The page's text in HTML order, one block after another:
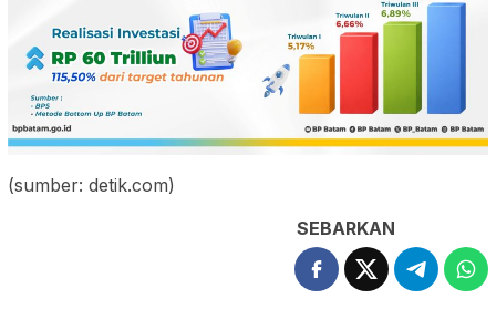
(sumber: detik.com)
SEBARKAN